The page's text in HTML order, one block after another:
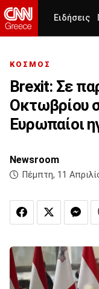
Ειδήσεις
ΚΟΣΜΟΣ
Brexit: Σε
Οκτωβρίου
Ευρωπαίοι
Newsroom
Πέμπτη, 11